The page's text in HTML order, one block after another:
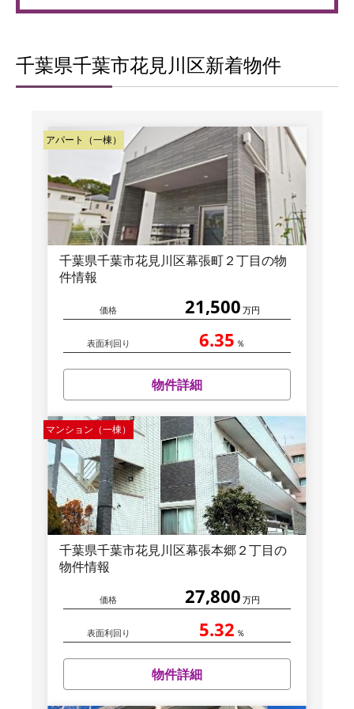
千葉県千葉市花見川区新着物件
アパート（一棟）
千葉県千葉市花見川区幕張町２丁目の物
件情報
価格 21,500 万円
表面利回り 6.35 ％
物件詳細
マンション（一棟）
千葉県千葉市花見川区幕張本郷２丁目の
物件情報
価格 27,800 万円
表面利回り 5.32 ％
物件詳細